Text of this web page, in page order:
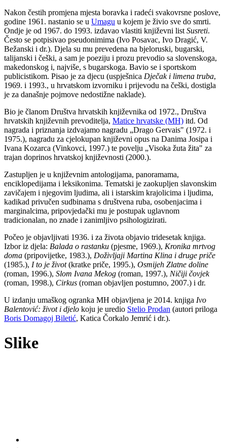
Nakon čestih promjena mjesta boravka i radeći svakovrsne poslove,
godine 1961. nastanio se u Umagu u kojem je živio sve do smrti.
Ondje je od 1967. do 1993. izdavao vlastiti književni list Susreti.
Često se potpisivao pseudonimima (Ivo Posavac, Ivo Dragić, V.
Bežanski i dr.). Djela su mu prevedena na bjeloruski, bugarski,
talijanski i češki, a sam je poeziju i prozu prevodio sa slovenskoga,
makedonskog i, najviše, s bugarskoga. Bavio se i sportskom
publicistikom. Pisao je za djecu (uspješnica Dječak i limena truba,
1969. i 1993., u hrvatskom izvorniku i prijevodu na češki, dostigla
je za današnje pojmove nedostižne naklade).
Bio je članom Društva hrvatskih književnika od 1972., Društva
hrvatskih književnih prevoditelja, Matice hrvatske (MH) itd. Od
nagrada i priznanja izdvajamo nagradu „Drago Gervais" (1972. i
1975.), nagradu za cjelokupan književni opus na Danima Josipa i
Ivana Kozarca (Vinkovci, 1997.) te povelju „Visoka žuta žita" za
trajan doprinos hrvatskoj književnosti (2000.).
Zastupljen je u književnim antologijama, panoramama,
enciklopedijama i leksikonima. Tematski je zaokupljen slavonskim
zavičajem i njegovim ljudima, ali i istarskim krajolicima i ljudima,
kadikad privučen sudbinama s društvena ruba, osobenjacima i
marginalcima, pripovjedački mu je postupak uglavnom
tradicionalan, no znade i zanimljivo psihologizirati.
Počeo je objavljivati 1936. i za života objavio tridesetak knjiga.
Izbor iz djela: Balada o rastanku (pjesme, 1969.), Kronika mrtvog
doma (pripovijetke, 1983.), Doživljaji Martina Klina i druge priče
(1985.), I to je život(kratke priče, 1995.), Osmijeh Zlatne doline
(roman, 1996.), Slom Ivana Mekog (roman, 1997.), Ničiji čovjek
(roman, 1998.), Cirkus (roman objavljen postumno, 2007.) i dr.
U izdanju umaškog ogranka MH objavljena je 2014. knjiga Ivo
Balentović: život i djelo koju je uredio Stelio Prodan (autori priloga
Boris Domagoj Biletić, Katica Čorkalo Jemrić i dr.).
Slike